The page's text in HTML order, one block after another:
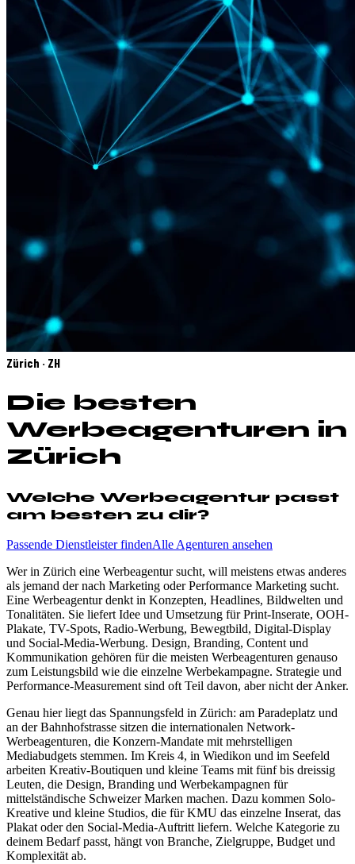
Zürich · ZH
Die besten
Werbeagenturen in
Zürich
Welche Werbeagentur passt
am besten zu dir?
Passende Dienstleister findenAlle Agenturen ansehen
Wer in Zürich eine Werbeagentur sucht, will meistens etwas anderes
als jemand der nach Marketing oder Performance Marketing sucht.
Eine Werbeagentur denkt in Konzepten, Headlines, Bildwelten und
Tonalitäten. Sie liefert Idee und Umsetzung für Print-Inserate, OOH-
Plakate, TV-Spots, Radio-Werbung, Bewegtbild, Digital-Display
und Social-Media-Werbung. Design, Branding, Content und
Kommunikation gehören für die meisten Werbeagenturen genauso
zum Leistungsbild wie die einzelne Werbekampagne. Strategie und
Performance-Measurement sind oft Teil davon, aber nicht der Anker.
Genau hier liegt das Spannungsfeld in Zürich: am Paradeplatz und
an der Bahnhofstrasse sitzen die internationalen Network-
Werbeagenturen, die Konzern-Mandate mit mehrstelligen
Mediabudgets stemmen. Im Kreis 4, in Wiedikon und im Seefeld
arbeiten Kreativ-Boutiquen und kleine Teams mit fünf bis dreissig
Leuten, die Design, Branding und Werbekampagnen für
mittelständische Schweizer Marken machen. Dazu kommen Solo-
Kreative und kleine Studios, die für KMU das einzelne Inserat, das
Plakat oder den Social-Media-Auftritt liefern. Welche Kategorie zu
deinem Bedarf passt, hängt von Branche, Zielgruppe, Budget und
Komplexität ab.